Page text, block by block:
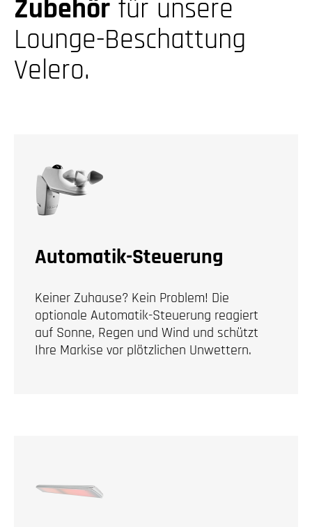
Zubehör für unsere
Lounge-Beschattung
Velero.
Automatik-Steuerung
Keiner Zuhause? Kein Problem! Die
optionale Automatik-Steuerung reagiert
auf Sonne, Regen und Wind und schützt
Ihre Markise vor plötzlichen Unwettern.